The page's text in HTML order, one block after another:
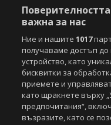
Този уебсайт е собственост
За нас Екип За рекламa
Етични правила на НСС
Управление на
Съдържанието на този уеб
под закрила на Закона за
Всички статии, репортажи,
видео материали,
важна за нас
Ние и нашите1017
получаваме достъп
устройство, като
бисквитки за
приемете и
като щракнете върху
предпочитания“,
възразите, като се